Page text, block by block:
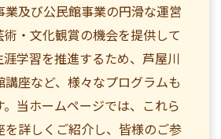
業及び公民館事業の円滑な運営
・文化観賞の機会を提供して
涯学習を推進するため、芦屋川
講座など、様々なプログラムも
当ホームページでは、これら
を詳しくご紹介し、皆様のご参